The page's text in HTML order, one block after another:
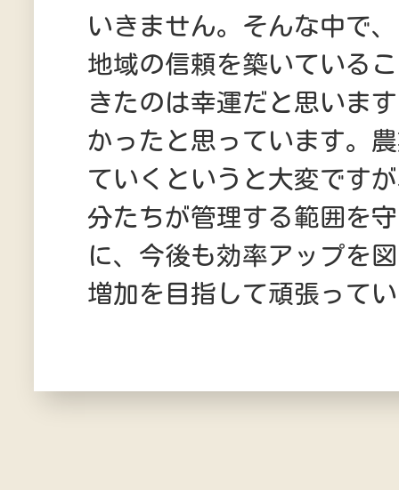
いきません。そんな中で
地域の信頼を築いている
きたのは幸運だと思いま
かったと思っています。
ていくというと大変です
分たちが管理する範囲を
に、今後も効率アップを
増加を目指して頑張って